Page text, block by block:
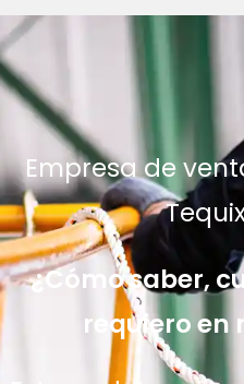
Empresa de
¿Cómo saber,
requiero en